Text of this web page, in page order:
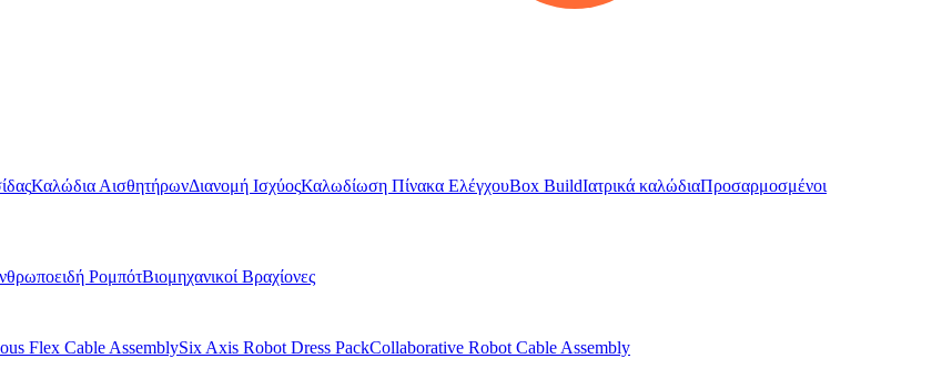
Καλώδια ΑισθητήρωνΔιανομή ΙσχύοςΚαλωδίωση Πίνακα ΕλέγχουBox BuildΙατρικά καλώδιαΠροσαρμοσμένοι
ΡομπότΒιομηχανικοί Βραχίονες
Flex Cable AssemblySix Axis Robot Dress PackCollaborative Robot Cable Assembly